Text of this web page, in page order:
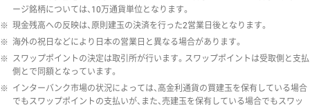
ージ銘柄については、10万通貨単位となります。
※ 現金残高への反映は、原則建玉の決済を行った2営業日後となります。
※ 海外の祝日などにより日本の営業日と異なる場合があります。
※ スワップポイントの決定は取引所が行います。スワップポイントは受取側と支払
側とで同額となっています。
※ インターバンク市場の状況によっては、高金利通貨の買建玉を保有している場合
でもスワップポイントの支払いが、また、売建玉を保有している場合でもスワッ